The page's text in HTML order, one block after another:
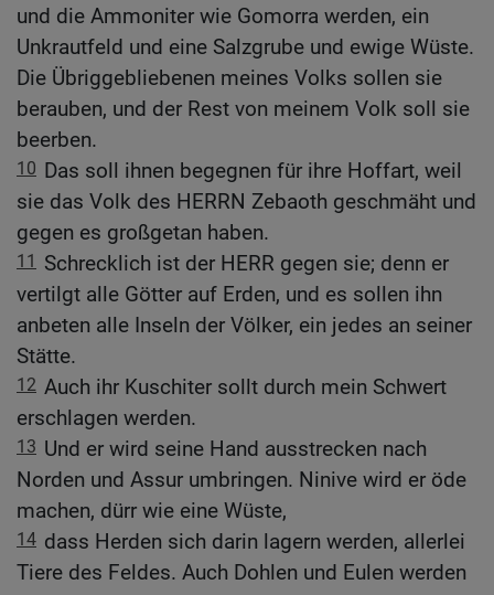
und die Ammoniter wie Gomorra werden, ein
Unkrautfeld und eine Salzgrube und ewige Wüste.
Die Übriggebliebenen meines Volks sollen sie
berauben, und der Rest von meinem Volk soll sie
beerben.
10 Das soll ihnen begegnen für ihre Hoffart, weil
sie das Volk des HERRN Zebaoth geschmäht und
gegen es großgetan haben.
11
Schrecklich ist der HERR gegen sie; denn er
vertilgt alle Götter auf Erden, und es sollen ihn
anbeten alle Inseln der Völker, ein jedes an seiner
Stätte.
12 Auch ihr Kuschiter sollt durch mein Schwert
erschlagen werden.
13 Und er wird seine Hand ausstrecken nach
Norden und Assur umbringen. Ninive wird er öde
machen, dürr wie eine Wüste,
14 dass Herden sich darin lagern werden, allerlei
Tiere des Feldes. Auch Dohlen und Eulen werden